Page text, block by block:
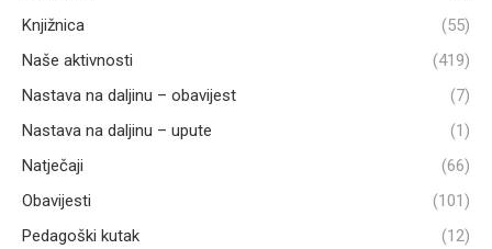
Knjižnica
(55)
Naše aktivnosti
(419)
Nastava na daljinu – obavijest
(7)
Nastava na daljinu – upute
(1)
Natječaji
(66)
Obavijesti
(101)
Pedagoški kutak
(12)